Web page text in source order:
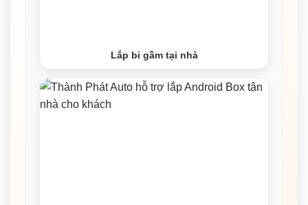
Lắp bi gầm tại nhà